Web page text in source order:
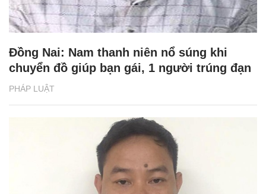
PHÁP LUẬT
Đồng Nai: Nam thanh niên nổ súng khi
chuyển đồ giúp bạn gái, 1 người trúng đạn